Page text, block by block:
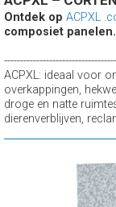
Ontdek op ACPXL
composiet panelen.
ACPXL: ideaal voor
overkappingen,
droge en natte
dierenverblijven,